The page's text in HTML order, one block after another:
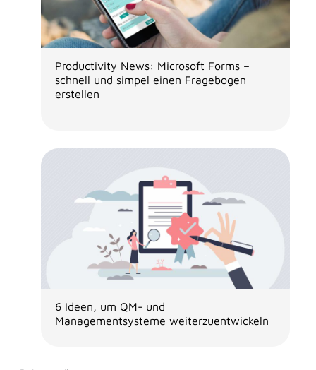
Productivity News: Microsoft Forms –
schnell und simpel einen Fragebogen
erstellen
6 Ideen, um QM- und
Managementsysteme weiterzuentwickeln